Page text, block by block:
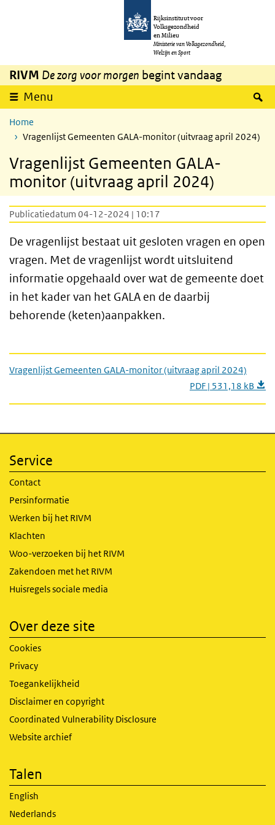
Overslaan en naar de inhoud gaan
Rijksinstituut voor
Volksgezondheid
en Milieu
Ministerie van Volksgezondheid,
Welzijn en Sport
RIVM De zorg voor morgen begint vandaag
Menu
Home
Vragenlijst Gemeenten GALA-monitor (uitvraag april 2024)
Vragenlijst Gemeenten GALA-
monitor (uitvraag april 2024)
Publicatiedatum 04-12-2024 | 10:17
De vragenlijst bestaat uit gesloten vragen en open
vragen. Met de vragenlijst wordt uitsluitend
informatie opgehaald over wat de gemeente doet
in het kader van het GALA en de daarbij
behorende (keten)aanpakken.
Vragenlijst Gemeenten GALA-monitor (uitvraag april 2024)
PDF | 531,18 kB
Service
Contact
Persinformatie
Werken bij het RIVM
Klachten
Woo-verzoeken bij het RIVM
Zakendoen met het RIVM
Huisregels sociale media
Over deze site
Cookies
Privacy
Toegankelijkheid
Disclaimer en copyright
Coordinated Vulnerability Disclosure
Website archief
Talen
English
Nederlands